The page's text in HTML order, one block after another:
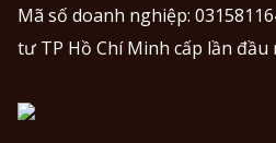
Mã số doanh nghiệp:
tư TP Hồ Chí Minh cấp lần đầu